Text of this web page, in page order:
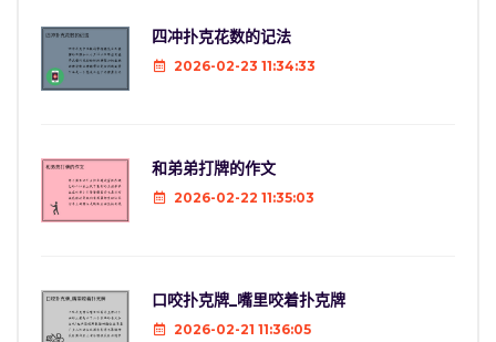
四冲扑克花数的记法
2026-02-23 11:34:33
和弟弟打牌的作文
2026-02-22 11:35:03
口咬扑克牌_嘴里咬着扑克牌
2026-02-21 11:36:05